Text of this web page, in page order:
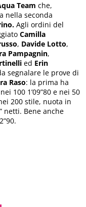
Team che,
nella seconda
Agli ordini del
Camilla
, Davide Lotto,
Pampagnin,
ed Erin
segnalare le prove di
Raso: la prima ha
100 1’09”80 e nei 50
200 stile, nuota in
netti. Bene anche